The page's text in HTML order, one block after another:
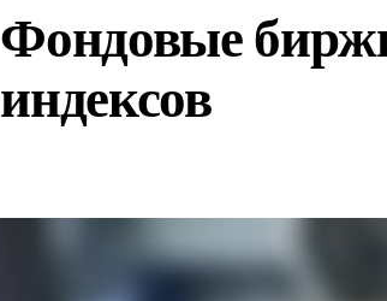
Фондовые
индексов